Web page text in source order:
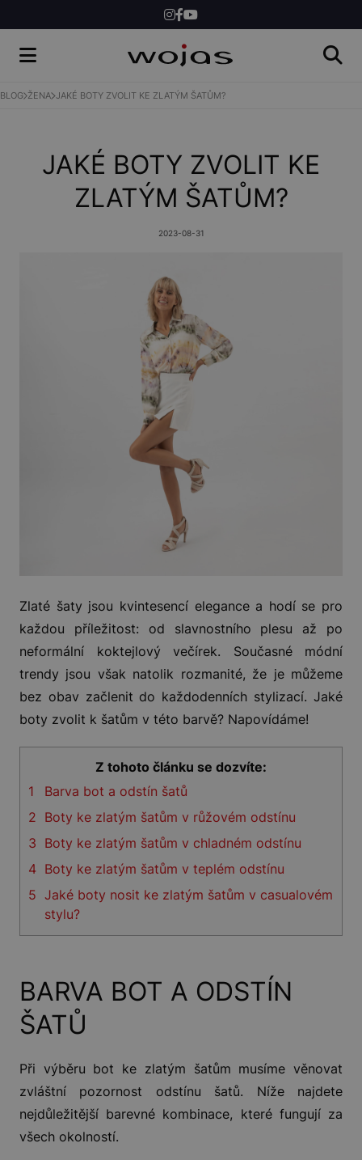
BLOG ŽENA JAKÉ BOTY ZVOLIT KE ZLATÝM ŠATŮM?
JAKÉ BOTY ZVOLIT KE
ZLATÝM ŠATŮM?
2023-08-31
Zlaté šaty jsou kvintesencí elegance a hodí se pro
každou příležitost: od slavnostního plesu až po
neformální koktejlový večírek. Současné módní
trendy jsou však natolik rozmanité, že je můžeme
bez obav začlenit do každodenních stylizací. Jaké
boty zvolit k šatům v této barvě? Napovídáme!
Z tohoto článku se dozvíte:
1
Barva bot a odstín šatů
2 Boty ke zlatým šatům v růžovém odstínu
3 Boty ke zlatým šatům v chladném odstínu
4 Boty ke zlatým šatům v teplém odstínu
5 Jaké boty nosit ke zlatým šatům v casualovém
stylu?
BARVA BOT A ODSTÍN
ŠATŮ
Při výběru bot ke zlatým šatům musíme věnovat
zvláštní pozornost odstínu šatů. Níže najdete
nejdůležitější barevné kombinace, které fungují za
všech okolností.